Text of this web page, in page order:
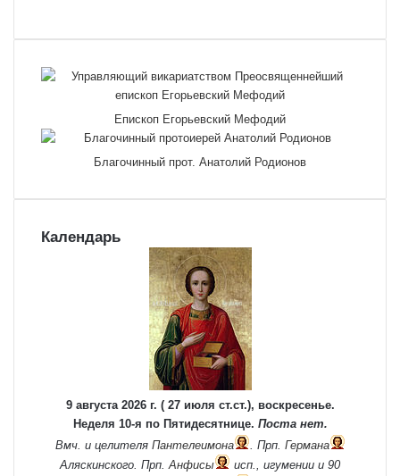
Епископ Егорьевский Мефодий
Благочинный прот. Анатолий Родионов
Календарь
9 августа 2026 г. ( 27 июля ст.ст.), воскресенье.
Неделя 10-я по Пятидесятнице. Поста нет.
Вмч. и целителя Пантелеимона . Прп. Германа
Аляскинского. Прп. Анфисы
исп., игумении и 90